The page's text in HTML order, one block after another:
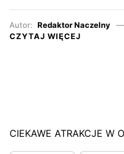
Autor: Redaktor Naczelny
CZYTAJ WIĘCEJ
CIEKAWE ATRAKCJE W